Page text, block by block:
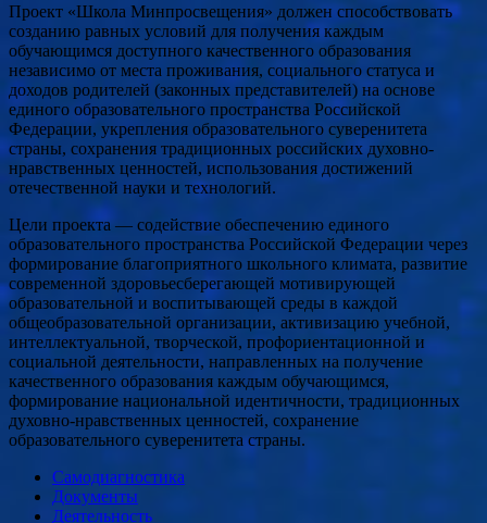
Проект «Школа Минпросвещения» должен способствовать
созданию равных условий для получения каждым
обучающимся доступного качественного образования
независимо от места проживания, социального статуса и
доходов родителей (законных представителей) на основе
единого образовательного пространства Российской
Федерации, укрепления образовательного суверенитета
страны, сохранения традиционных российских духовно-
нравственных ценностей, использования достижений
отечественной науки и технологий.
Цели проекта — содействие обеспечению единого
образовательного пространства Российской Федерации через
формирование благоприятного школьного климата, развитие
современной здоровьесберегающей мотивирующей
образовательной и воспитывающей среды в каждой
общеобразовательной организации, активизацию учебной,
интеллектуальной, творческой, профориентационной и
социальной деятельности, направленных на получение
качественного образования каждым обучающимся,
формирование национальной идентичности, традиционных
духовно-нравственных ценностей, сохранение
образовательного суверенитета страны.
Самодиагностика
Документы
Деятельность